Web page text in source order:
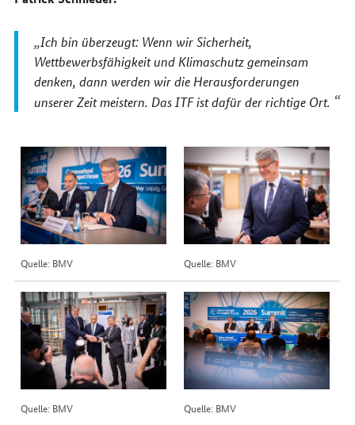
Ich bin überzeugt: Wenn wir Sicherheit,
Wettbewerbsfähigkeit und Klimaschutz gemeinsam
denken, dann werden wir die Herausforderungen
unserer Zeit meistern. Das ITF ist dafür der richtige Ort.
Quelle: BMV Quelle: BMV
Quelle: BMV Quelle: BMV